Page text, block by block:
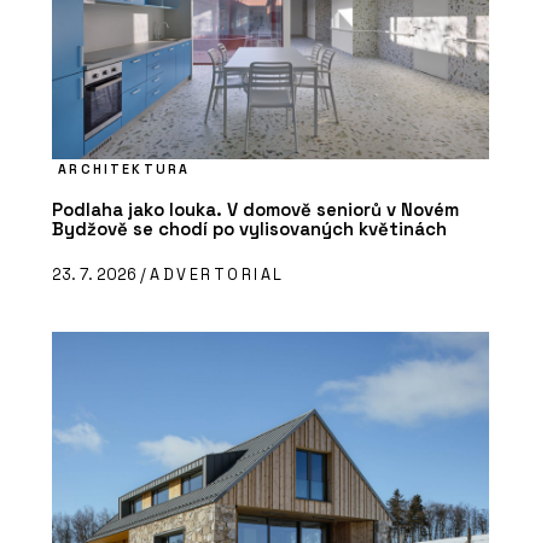
ARCHITEKTURA
Podlaha jako louka. V domově seniorů v Novém
Bydžově se chodí po vylisovaných květinách
23. 7. 2026 /ADVERTORIAL